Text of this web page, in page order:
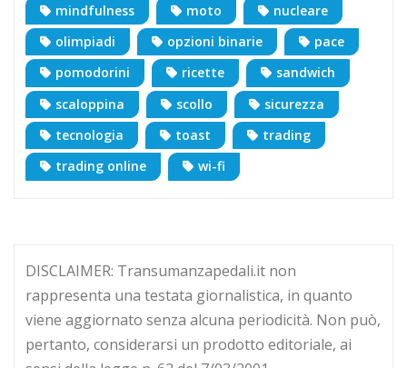
mindfulness
moto
nucleare
olimpiadi
opzioni binarie
pace
pomodorini
ricette
sandwich
scaloppina
scollo
sicurezza
tecnologia
toast
trading
trading online
wi-fi
DISCLAIMER: Transumanzapedali.it non
rappresenta una testata giornalistica, in quanto
viene aggiornato senza alcuna periodicità. Non può,
pertanto, considerarsi un prodotto editoriale, ai